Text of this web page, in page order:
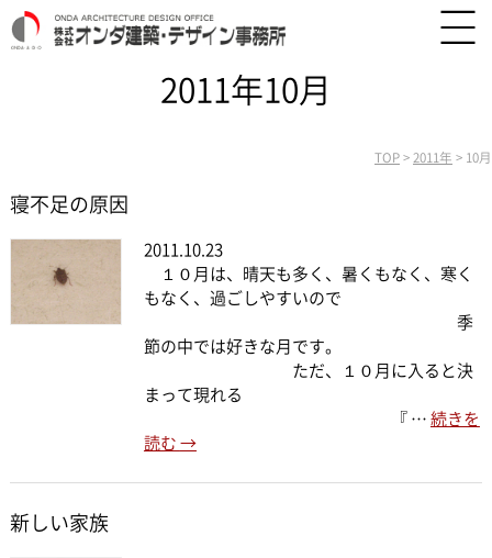
2011年10月
TOP > 2011年 > 10月
寝不足の原因
2011.10.23
１０月は、晴天も多く、暑くもなく、寒く
もなく、過ごしやすいので
季
節の中では好きな月です。
ただ、１０月に入ると決
まって現れる
『 … 続きを
読む →
新しい家族